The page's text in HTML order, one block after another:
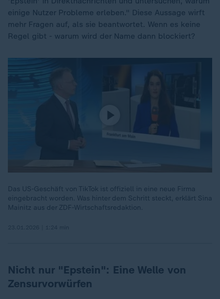
einige Nutzer Probleme erleben." Diese Aussage wirft
mehr Fragen auf, als sie beantwortet. Wenn es keine
Regel gibt - warum wird der Name dann blockiert?
Das US-Geschäft von TikTok ist offiziell in eine neue Firma
eingebracht worden. Was hinter dem Schritt steckt, erklärt Sina
Mainitz aus der ZDF-Wirtschaftsredaktion.
Nicht nur "Epstein": Eine Welle von
Zensurvorwürfen